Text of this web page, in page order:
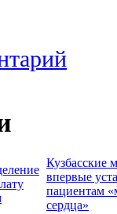
Кузбасские
впервые
пациентам
сердца»